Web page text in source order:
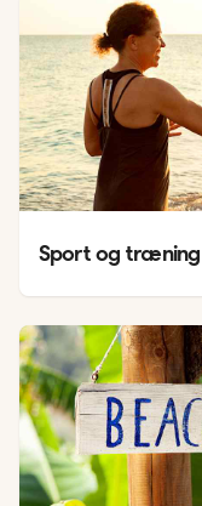
Sport og træning